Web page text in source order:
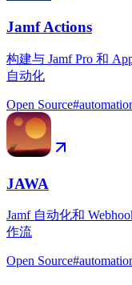
Jamf Actions
构建与 Jamf Pro 和
自动化
Open Source#
JAWA
Jamf 自动化和
作流
Open Source#